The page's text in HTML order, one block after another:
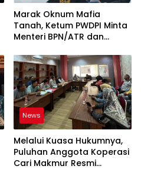
Marak Oknum Mafia
Tanah, Ketum PWDPI Minta
Menteri BPN/ATR dan
Karimun Kepri
News
Melalui Kuasa Hukumnya,
Puluhan Anggota Koperasi
Cari Makmur Resmi